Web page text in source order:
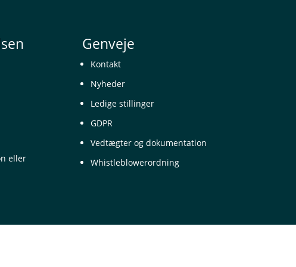
eller
Genveje
Kontakt
Nyheder
Ledige stillinger
GDPR
Vedtægter og dokumentation
Whistleblowerordning